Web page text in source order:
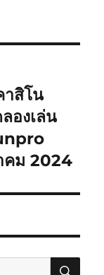
าสิโน
องเล่น
ม 2024
ค้น